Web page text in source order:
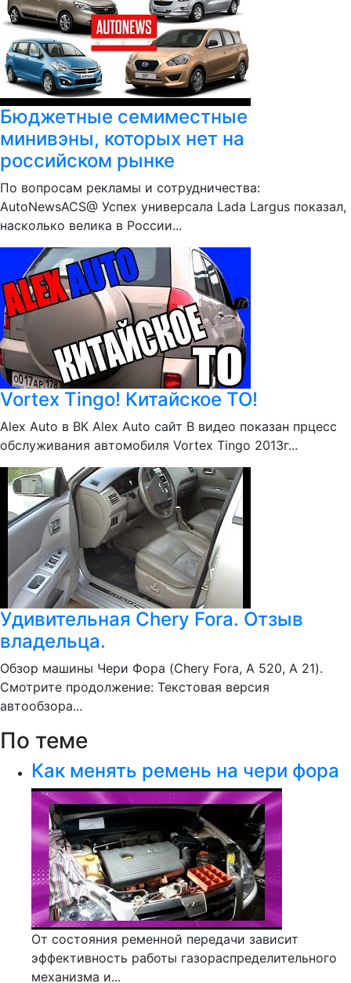
Бюджетные семиместные
минивэны, которых нет на
российском рынке
По вопросам рекламы и сотрудничества:
AutoNewsACS@ Успех универсала Lada Largus показал,
насколько велика в России...
Vortex Tingo! Китайское ТО!
Alex Auto в ВК Alex Auto сайт В видео показан прцесс
обслуживания автомобиля Vortex Tingo 2013г...
Удивительная Chery Fora. Отзыв
владельца.
Обзор машины Чери Фора (Chery Fora, A 520, A 21).
Смотрите продолжение: Текстовая версия
автообзора...
По теме
Как менять ремень на чери фора
От состояния ременной передачи зависит
эффективность работы газораспределительного
механизма и...